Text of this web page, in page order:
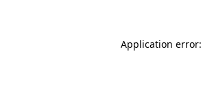
Application